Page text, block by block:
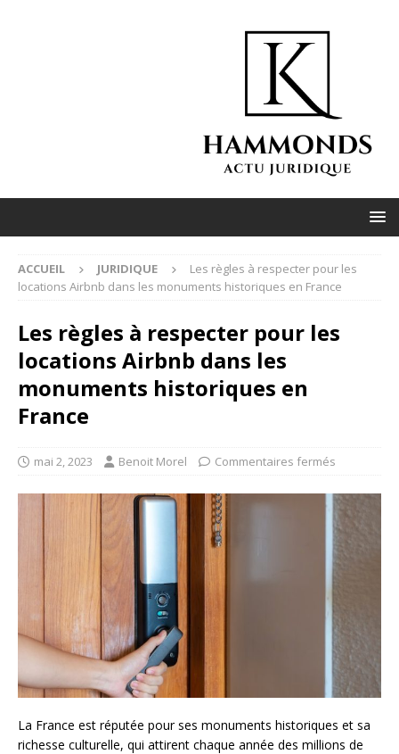
ACCUEIL JURIDIQUE
Les règles à respecter pour les
locations Airbnb dans les monuments historiques en France
Les règles à respecter pour les
locations Airbnb dans les
monuments historiques en
France
mai 2, 2023 Benoit Morel Commentaires fermés
La France est réputée pour ses monuments historiques et sa
richesse culturelle, qui attirent chaque année des millions de